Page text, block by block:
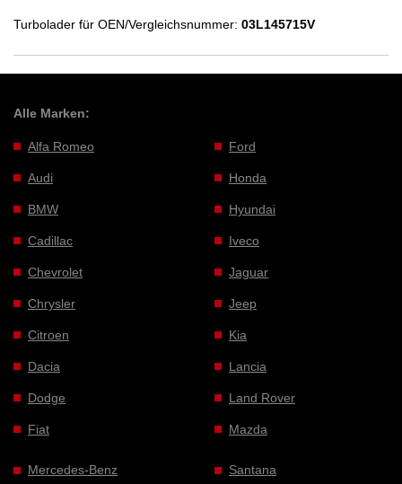
Turbolader für OEN/Vergleichsnummer: 03L145715V
Alle Marken:
Alfa Romeo
Audi
BMW
Cadillac
Chevrolet
Chrysler
Citroen
Dacia
Dodge
Fiat
Ford
Honda
Hyundai
Iveco
Jaguar
Jeep
Kia
Lancia
Land Rover
Mazda
Mercedes-Benz Santana